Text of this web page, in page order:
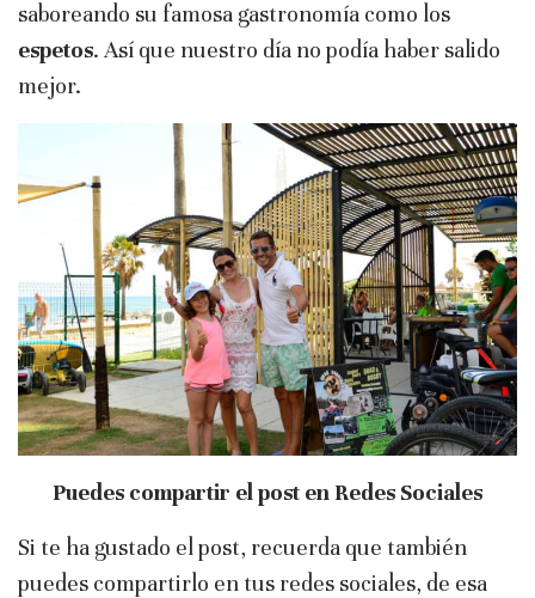
saboreando su famosa gastronomía como los
espetos. Así que nuestro día no podía haber salido
mejor.
Puedes compartir el post en Redes Sociales
Si te ha gustado el post, recuerda que también
puedes compartirlo en tus redes sociales, de esa